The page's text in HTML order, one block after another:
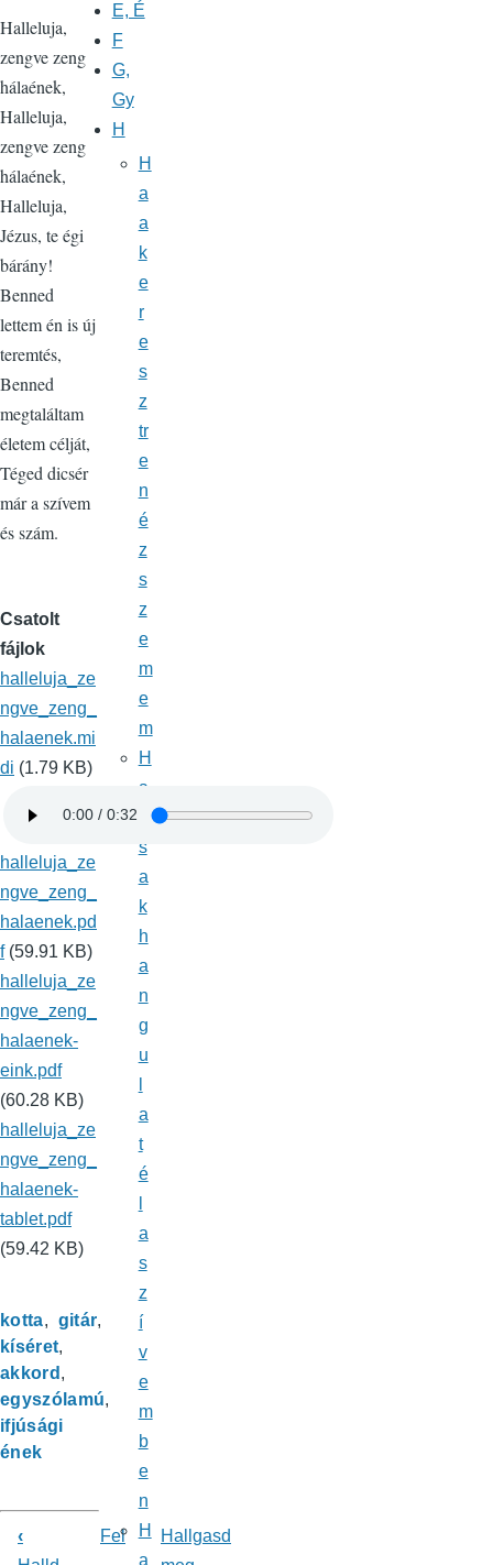
Halleluja,
zengve zeng
hálaének,
Halleluja,
zengve zeng
hálaének,
Halleluja,
Jézus, te égi
bárány!
Benned
lettem én is új
teremtés,
Benned
megtaláltam
életem célját,
Téged dicsér
már a szívem
és szám.
Csatolt
fájlok
halleluja_ze
ngve_zeng_
halaenek.mi
di (1.79 KB)
halleluja_ze
ngve_zeng_
halaenek.pd
f (59.91 KB)
halleluja_ze
ngve_zeng_
halaenek-
eink.pdf
(60.28 KB)
halleluja_ze
ngve_zeng_
halaenek-
tablet.pdf
(59.42 KB)
kotta
gitár
kíséret
akkord
egyszólamú
ifjúsági
ének
‹
Fel
Hallgasd
E, É
F
G,
Gy
H
H
a
a
k
e
r
e
s
z
tr
e
n
é
z
s
z
e
m
e
m
H
a
s
a
k
h
a
n
g
u
a
t
é
a
s
z
í
v
e
m
b
e
n
H
a